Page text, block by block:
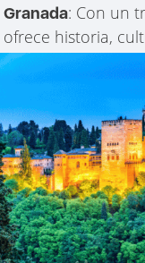
Granada: Con un
ofrece historia,